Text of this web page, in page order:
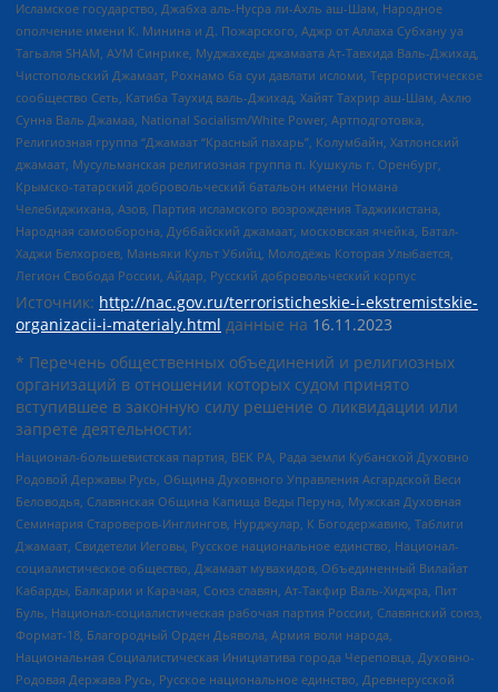
Исламское государство, Джабха аль-Нусра ли-Ахль аш-Шам, Народное
ополчение имени К. Минина и Д. Пожарского, Аджр от Аллаха Субхану уа
Тагьаля SHAM, АУМ Синрике, Муджахеды джамаата Ат-Тавхида Валь-Джихад,
Чистопольский Джамаат, Рохнамо ба суи давлати исломи, Террористическое
сообщество Сеть, Катиба Таухид валь-Джихад, Хайят Тахрир аш-Шам, Ахлю
Сунна Валь Джамаа, National Socialism/White Power, Артподготовка,
Религиозная группа “Джамаат “Красный пахарь”, Колумбайн, Хатлонский
джамаат, Мусульманская религиозная группа п. Кушкуль г. Оренбург,
Крымско-татарский добровольческий батальон имени Номана
Челебиджихана, Азов, Партия исламского возрождения Таджикистана,
Народная самооборона, Дуббайский джамаат, московская ячейка, Батал-
Хаджи Белхороев, Маньяки Культ Убийц, Молодёжь Которая Улыбается,
Легион Свобода России, Айдар, Русский добровольческий корпус
Источник: http://nac.gov.ru/terroristicheskie-i-ekstremistskie-
organizacii-i-materialy.html данные на 16.11.2023
* Перечень общественных объединений и религиозных
организаций в отношении которых судом принято
вступившее в законную силу решение о ликвидации или
запрете деятельности:
Национал-большевистская партия, ВЕК РА, Рада земли Кубанской Духовно
Родовой Державы Русь, Община Духовного Управления Асгардской Веси
Беловодья, Славянская Община Капища Веды Перуна, Мужская Духовная
Семинария Староверов-Инглингов, Нурджулар, К Богодержавию, Таблиги
Джамаат, Свидетели Иеговы, Русское национальное единство, Национал-
социалистическое общество, Джамаат мувахидов, Объединенный Вилайат
Кабарды, Балкарии и Карачая, Союз славян, Ат-Такфир Валь-Хиджра, Пит
Буль, Национал-социалистическая рабочая партия России, Славянский союз,
Формат-18, Благородный Орден Дьявола, Армия воли народа,
Национальная Социалистическая Инициатива города Череповца, Духовно-
Родовая Держава Русь, Русское национальное единство, Древнерусской